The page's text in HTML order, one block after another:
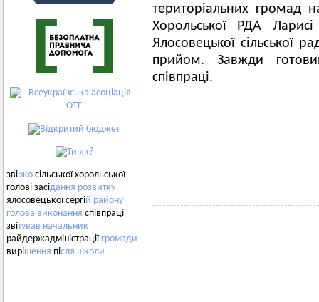
звірко сільської хорольської
голові засідання розвитку
ялосовецької сергій району
голова виконання співпраці
звітував начальник
райдержадміністраціїгромади
вирішення після школи
територіальних громад
Хорольської РДА
Ялосовецької сільської
прийом. Завжди
співпраці.